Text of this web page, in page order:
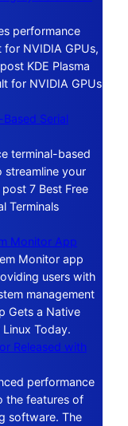
performance
NVIDIA GPUs,
KDE Plasma
for NVIDIA GPUs
Serial
terminal-based
streamline your
7 Best Free
Terminals
Monitor App
Monitor app
users with
management
Gets a Native
Today.
Released with
performance
the features of
software. The